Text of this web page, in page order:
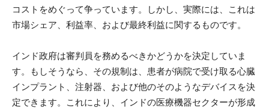
コストをめぐって争っています。しかし、実際には、これは
市場シェア、利益率、および最終利益に関するものです。
インド政府は審判員を務めるべきかどうかを決定していま
す。もしそうなら、その規制は、患者が病院で受け取る心臓
インプラント、注射器、および他のそのようなデバイスを決
定できます。これにより、インドの医療機器セクターが形成